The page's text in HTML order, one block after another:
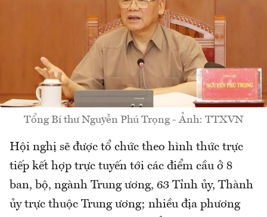
Tổng Bí thư Nguyễn Phú Trọng - Ảnh: TTXVN
Hội nghị sẽ được tổ chức theo hình thức trực
tiếp kết hợp trực tuyến tới các điểm cầu ở 8
ban, bộ, ngành Trung ương, 63 Tỉnh ủy, Thành
ủy trực thuộc Trung ương; nhiều địa phương